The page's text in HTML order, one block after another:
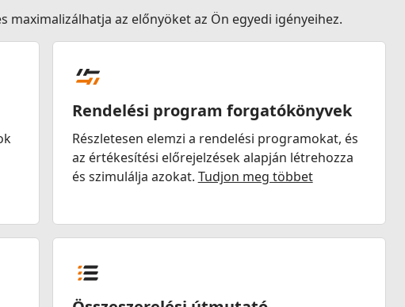
maximalizálhatja az előnyöket az Ön egyedi igényeihez.
Rendelési program forgatókönyvek
Részletesen elemzi a rendelési programokat, és
az értékesítési előrejelzések alapján létrehozza
és szimulálja azokat. Tudjon meg többet